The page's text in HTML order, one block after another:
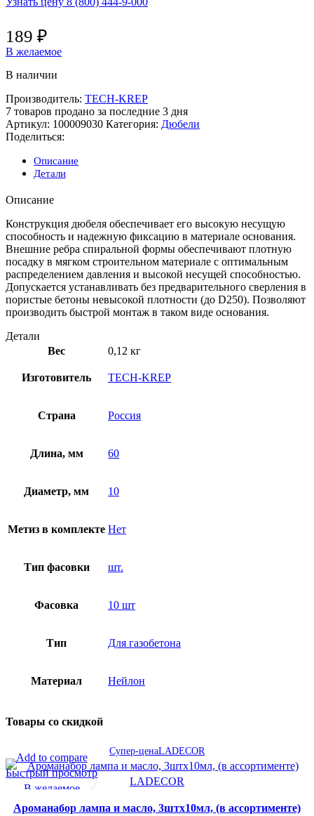
189 ₽
В желаемое
В наличии
Производитель: TECH-KREP
7 товаров продано за последние 3 дня
Артикул: 100009030 Категория: Дюбели
Поделиться:
Описание
Детали
Описание
Конструкция дюбеля обеспечивает его высокую несущую
способность и надежную фиксацию в материале основания.
Внешние ребра спиральной формы обеспечивают плотную
посадку в мягком строительном материале с оптимальным
распределением давления и высокой несущей способностью.
Допускается устанавливать без предварительного сверления в
пористые бетоны невысокой плотности (до D250). Позволяют
производить быстрой монтаж в таком виде основания.
Детали
Вес
0,12 кг
Изготовитель TECH-KREP
Страна Россия
Длина, мм 60
Диаметр, мм 10
Метиз в комплекте Нет
Тип фасовки шт.
Фасовка 10 шт
Тип Для газобетона
Материал Нейлон
Товары со скидкой
Супер-ценаLADECOR
Add to compare
Быстрый просмотр
В желаемое
Ароманабор лампа и масло, 3штx10мл, (в ассортименте)